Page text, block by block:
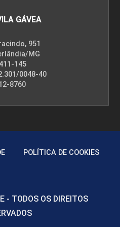
GÁVEA
951
MG
145
0048-40
8760
POLÍTICA DE COOKIES
- TODOS OS DIREITOS